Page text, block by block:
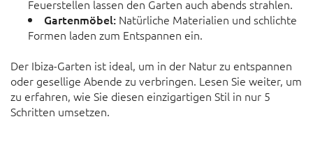
Feuerstellen lassen den Garten auch abends strahlen.
Gartenmöbel: Natürliche Materialien und schlichte
Formen laden zum Entspannen ein.
Der Ibiza-Garten ist ideal, um in der Natur zu entspannen
oder gesellige Abende zu verbringen. Lesen Sie weiter, um
zu erfahren, wie Sie diesen einzigartigen Stil in nur 5
Schritten umsetzen.